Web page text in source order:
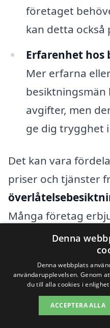
företaget
kan detta också
Erfarenhet hos
Mer erfarna
avgifter, men
ge dig trygghet
Det kan vara
priser och tjänster
Många företag
offertförfrågningar,
att få en
välja den bästa
Genom att
alternativ och de
Denna
Denna webbplats
användarupplevelsen. Genom
du till alla cookies i
ACCEPTERA ALLA